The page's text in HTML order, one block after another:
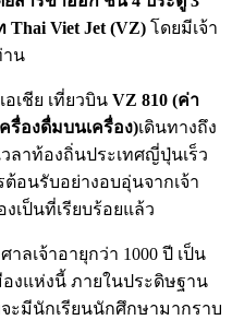
Thai Viet Jet (VZ) โดยมีเจ้า
าน
เชีย เที่ยวบิน VZ 810 (ค่า
รื่องดื่มบนเครื่อง)เดินทางถึง
ลาท้องถิ่นประเทศญี่ปุ่นเร็ว
อนรับอย่างอบอุ่นจากเจ้า
เป็นที่เรียบร้อยแล้ว
ศาลเจ้าอายุกว่า 1000 ปี เป็น
งแห่งนี้ ภายในประดิษฐาน
ะมีนักเรียนนักศึกษามากราบ